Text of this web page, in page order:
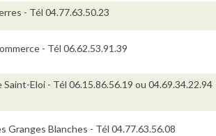
- Tél 04.77.63.50.23
- Tél 06.62.53.91.39
Eloi - Tél 06.15.86.56.19 ou 04.69.34.22.94
Granges Blanches - Tél 04.77.63.56.08